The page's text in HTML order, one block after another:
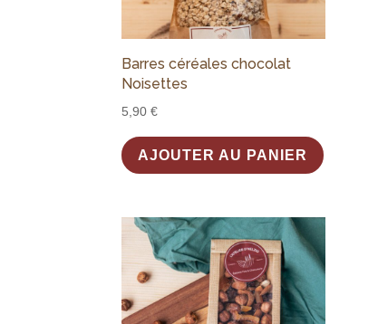
Barres céréales chocolat
Noisettes
5,90€
AJOUTER AU PANIER